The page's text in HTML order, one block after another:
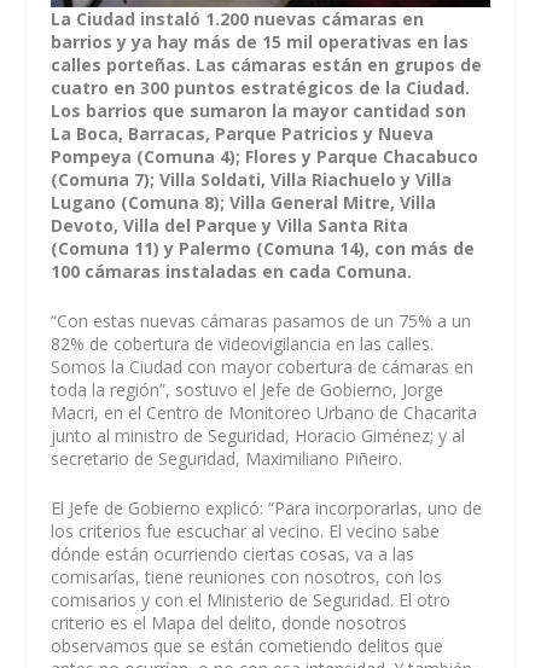
La Ciudad instaló 1.200 nuevas cámaras en
barrios y ya hay más de 15 mil operativas en las
calles porteñas. Las cámaras están en grupos de
cuatro en 300 puntos estratégicos de la Ciudad.
Los barrios que sumaron la mayor cantidad son
La Boca, Barracas, Parque Patricios y Nueva
Pompeya (Comuna 4); Flores y Parque Chacabuco
(Comuna 7); Villa Soldati, Villa Riachuelo y Villa
Lugano (Comuna 8); Villa General Mitre, Villa
Devoto, Villa del Parque y Villa Santa Rita
(Comuna 11) y Palermo (Comuna 14), con más de
100 cámaras instaladas en cada Comuna.
“Con estas nuevas cámaras pasamos de un 75% a un
82% de cobertura de videovigilancia en las calles.
Somos la Ciudad con mayor cobertura de cámaras en
toda la región”, sostuvo el Jefe de Gobierno, Jorge
Macri, en el Centro de Monitoreo Urbano de Chacarita
junto al ministro de Seguridad, Horacio Giménez; y al
secretario de Seguridad, Maximiliano Piñeiro.
El Jefe de Gobierno explicó: “Para incorporarlas, uno de
los criterios fue escuchar al vecino. El vecino sabe
dónde están ocurriendo ciertas cosas, va a las
comisarías, tiene reuniones con nosotros, con los
comisarios y con el Ministerio de Seguridad. El otro
criterio es el Mapa del delito, donde nosotros
observamos que se están cometiendo delitos que